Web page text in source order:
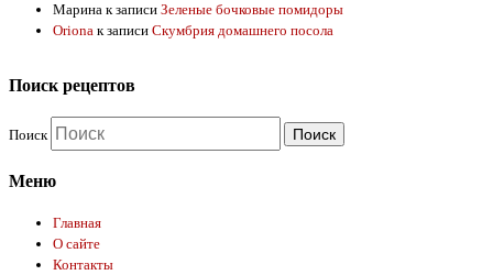
Марина к записи Зеленые бочковые помидоры
Oriona к записи Скумбрия домашнего посола
Поиск рецептов
Поиск
Меню
Главная
О сайте
Контакты